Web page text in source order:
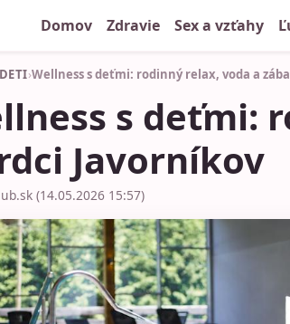
Domov Zdravie Sex a vzťahy
›Wellness s deťmi: rodinný relax, voda a
s deťmi:
Javorníkov
(14.05.2026 15:57)